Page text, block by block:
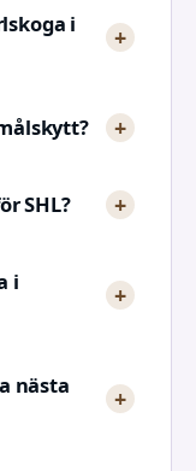
i
SHL?
i
nästa